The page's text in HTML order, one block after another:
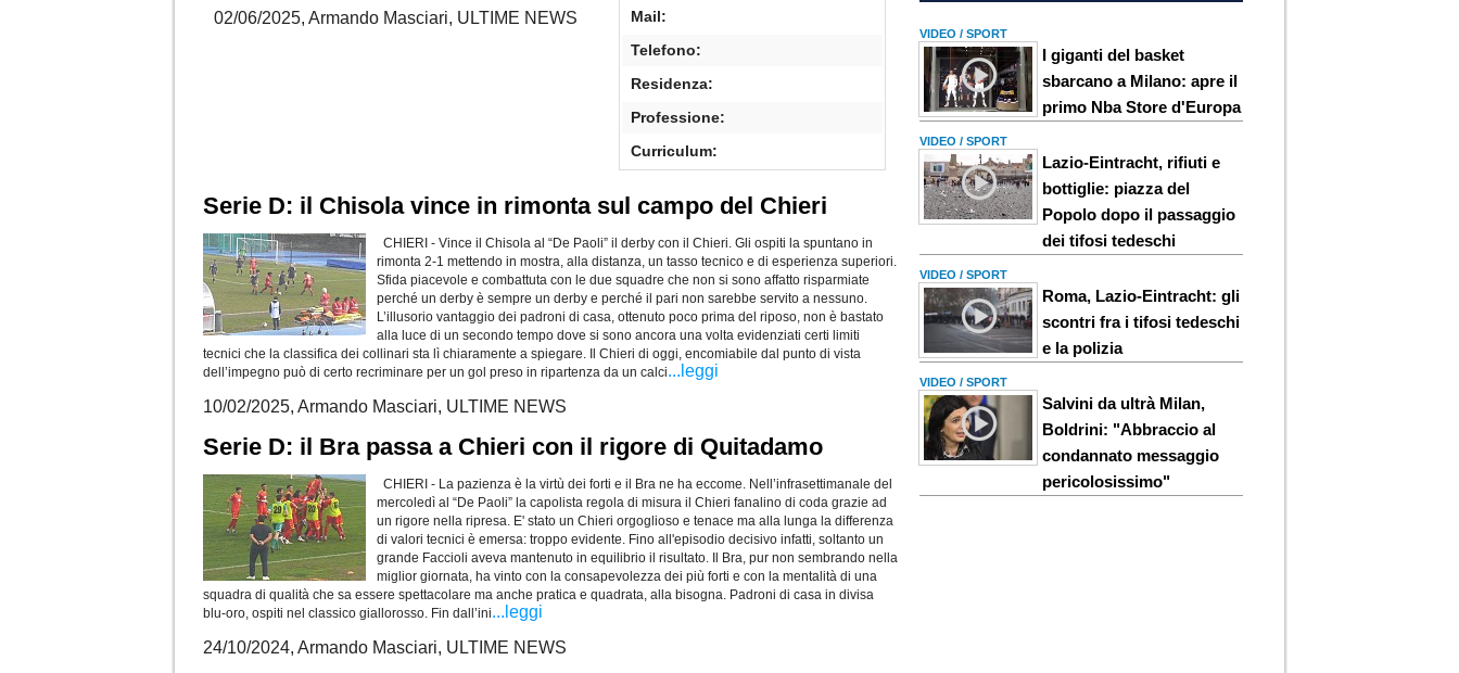
02/06/2025, Armando Masciari, ULTIME NEWS
Mail:
Telefono:
Residenza:
Professione:
Curriculum:
Serie D: il Chisola vince in rimonta sul campo del Chieri
CHIERI - Vince il Chisola al “De Paoli” il derby con il Chieri. Gli ospiti la spuntano in
rimonta 2-1 mettendo in mostra, alla distanza, un tasso tecnico e di esperienza superiori.
Sfida piacevole e combattuta con le due squadre che non si sono affatto risparmiate
perché un derby è sempre un derby e perché il pari non sarebbe servito a nessuno.
L’illusorio vantaggio dei padroni di casa, ottenuto poco prima del riposo, non è bastato
alla luce di un secondo tempo dove si sono ancora una volta evidenziati certi limiti
tecnici che la classifica dei collinari sta lì chiaramente a spiegare. Il Chieri di oggi, encomiabile dal punto di vista
dell’impegno può di certo recriminare per un gol preso in ripartenza da un calci...leggi
10/02/2025, Armando Masciari, ULTIME NEWS
Serie D: il Bra passa a Chieri con il rigore di Quitadamo
CHIERI - La pazienza è la virtù dei forti e il Bra ne ha eccome. Nell’infrasettimanale del
mercoledì al “De Paoli” la capolista regola di misura il Chieri fanalino di coda grazie ad
un rigore nella ripresa. E' stato un Chieri orgoglioso e tenace ma alla lunga la differenza
di valori tecnici è emersa: troppo evidente. Fino all'episodio decisivo infatti, soltanto un
grande Faccioli aveva mantenuto in equilibrio il risultato. Il Bra, pur non sembrando nella
miglior giornata, ha vinto con la consapevolezza dei più forti e con la mentalità di una
squadra di qualità che sa essere spettacolare ma anche pratica e quadrata, alla bisogna. Padroni di casa in divisa
blu-oro, ospiti nel classico giallorosso. Fin dall’ini...leggi
24/10/2024, Armando Masciari, ULTIME NEWS
VIDEO / SPORT
I giganti del basket
sbarcano a Milano: apre il
primo Nba Store d'Europa
VIDEO / SPORT
Lazio-Eintracht, rifiuti e
bottiglie: piazza del
Popolo dopo il passaggio
dei tifosi tedeschi
VIDEO / SPORT
Roma, Lazio-Eintracht: gli
scontri fra i tifosi tedeschi
e la polizia
VIDEO / SPORT
Salvini da ultrà Milan,
Boldrini: "Abbraccio al
condannato messaggio
pericolosissimo"